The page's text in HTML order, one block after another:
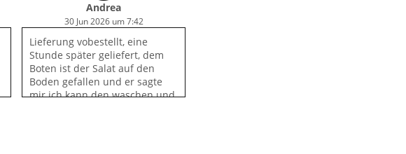
Andrea
30 Jun 2026 um 7:42
Lieferung vobestellt, eine
Stunde später geliefert, dem
Boten ist der Salat auf den
Boden gefallen und er sagte
mir ich kann den waschen und